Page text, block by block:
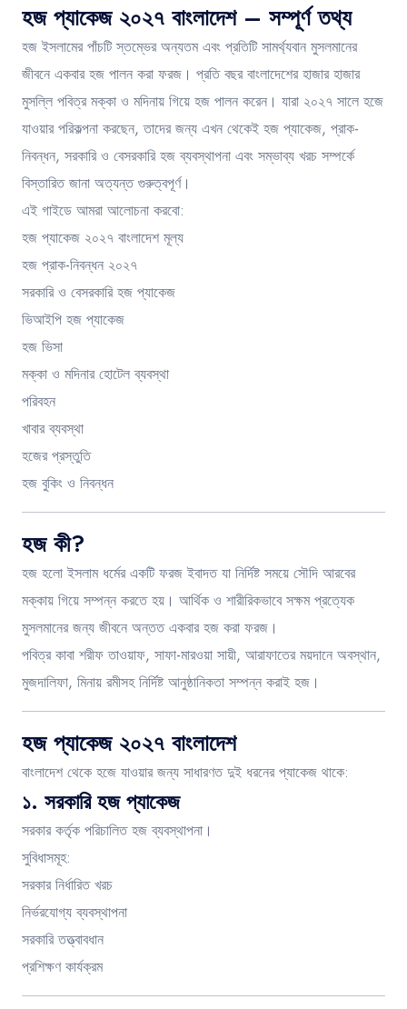
হজ প্যাকেজ ২০২৭ বাংলাদেশ – সম্পূর্ণ তথ্য
হজ ইসলামের পাঁচটি স্তম্ভের অন্যতম এবং প্রতিটি সামর্থ্যবান মুসলমানের
জীবনে একবার হজ পালন করা ফরজ। প্রতি বছর বাংলাদেশের হাজার হাজার
মুসল্লি পবিত্র মক্কা ও মদিনায় গিয়ে হজ পালন করেন। যারা ২০২৭ সালে হজে
যাওয়ার পরিকল্পনা করছেন, তাদের জন্য এখন থেকেই হজ প্যাকেজ, প্রাক-
নিবন্ধন, সরকারি ও বেসরকারি হজ ব্যবস্থাপনা এবং সম্ভাব্য খরচ সম্পর্কে
বিস্তারিত জানা অত্যন্ত গুরুত্বপূর্ণ।
এই গাইডে আমরা আলোচনা করবো:
হজ প্যাকেজ ২০২৭ বাংলাদেশ মূল্য
হজ প্রাক-নিবন্ধন ২০২৭
সরকারি ও বেসরকারি হজ প্যাকেজ
ভিআইপি হজ প্যাকেজ
হজ ভিসা
মক্কা ও মদিনার হোটেল ব্যবস্থা
পরিবহন
খাবার ব্যবস্থা
হজের প্রস্তুতি
হজ বুকিং ও নিবন্ধন
হজ কী?
হজ হলো ইসলাম ধর্মের একটি ফরজ ইবাদত যা নির্দিষ্ট সময়ে সৌদি আরবের
মক্কায় গিয়ে সম্পন্ন করতে হয়। আর্থিক ও শারীরিকভাবে সক্ষম প্রত্যেক
মুসলমানের জন্য জীবনে অন্তত একবার হজ করা ফরজ।
পবিত্র কাবা শরীফ তাওয়াফ, সাফা-মারওয়া সায়ী, আরাফাতের ময়দানে অবস্থান,
মুজদালিফা, মিনায় রমীসহ নির্দিষ্ট আনুষ্ঠানিকতা সম্পন্ন করাই হজ।
হজ প্যাকেজ ২০২৭ বাংলাদেশ
বাংলাদেশ থেকে হজে যাওয়ার জন্য সাধারণত দুই ধরনের প্যাকেজ থাকে:
১. সরকারি হজ প্যাকেজ
সরকার কর্তৃক পরিচালিত হজ ব্যবস্থাপনা।
সুবিধাসমূহ:
সরকার নির্ধারিত খরচ
নির্ভরযোগ্য ব্যবস্থাপনা
সরকারি তত্ত্বাবধান
প্রশিক্ষণ কার্যক্রম